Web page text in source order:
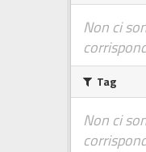
Non ci
Tag
Non ci